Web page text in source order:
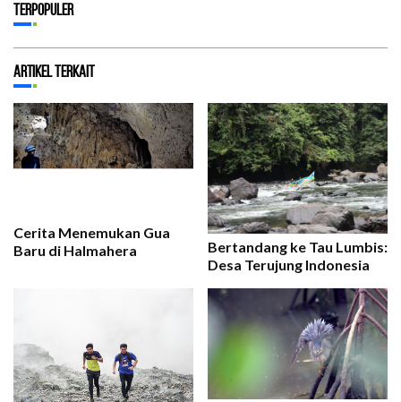
Terpopuler
Artikel Terkait
Cerita Menemukan Gua
Baru di Halmahera
Bertandang ke Tau Lumbis:
Desa Terujung Indonesia